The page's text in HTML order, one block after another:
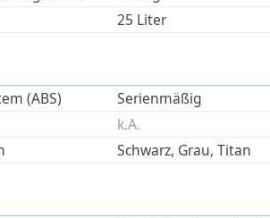
25 Liter
(ABS)
Serienmäßig
k.A.
Schwarz, Grau, Titan